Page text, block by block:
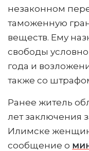
незаконном
таможенную
веществ. Ему
свободы
года и
также со
Ранее житель
лет заключения
Илимске
сообщение о